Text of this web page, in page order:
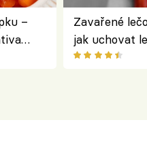
–
Zavařené
jak uchovat